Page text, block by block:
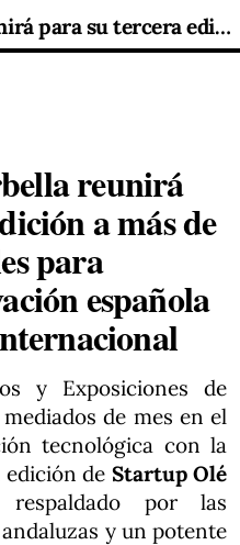
Startup Olé Marbella reunirá para su tercera edición a más de 1.500 profesionales para conectar la innovación española con la inversión internacional
reunirá
a más de
para
española
y Exposiciones de
de mes en el
tecnológica con la
de Startup Olé
por las
y un potente